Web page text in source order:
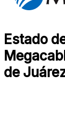
Estado
de